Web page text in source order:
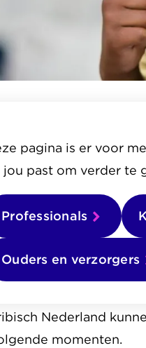
konden de
overheden
(hygiëne)middelen.
kunnen
over bijvoorbeeld
Nederland
momenten.
pagina is er voor
jou past om verder te
Professionals
Ouders en verzorgers